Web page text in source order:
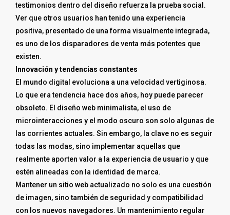
testimonios dentro del diseño refuerza la prueba social.
Ver que otros usuarios han tenido una experiencia
positiva, presentado de una forma visualmente integrada,
es uno de los disparadores de venta más potentes que
existen.
Innovación y tendencias constantes
El mundo digital evoluciona a una velocidad vertiginosa.
Lo que era tendencia hace dos años, hoy puede parecer
obsoleto. El diseño web minimalista, el uso de
microinteracciones y el modo oscuro son solo algunas de
las corrientes actuales. Sin embargo, la clave no es seguir
todas las modas, sino implementar aquellas que
realmente aporten valor a la experiencia de usuario y que
estén alineadas con la identidad de marca.
Mantener un sitio web actualizado no solo es una cuestión
de imagen, sino también de seguridad y compatibilidad
con los nuevos navegadores. Un mantenimiento regular